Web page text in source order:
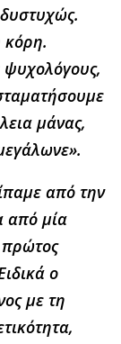
κόρη.
μάνας,
από την
από μία
πρώτος
ο
με τη